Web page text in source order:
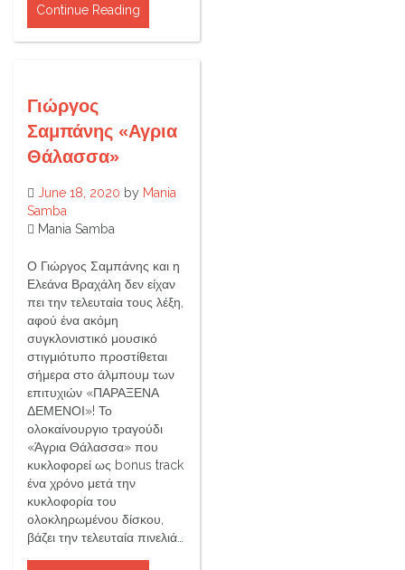
Continue Reading
Γιώργος
Σαμπάνης «Αγρια
Θάλασσα»
June 18, 2020 by Mania
Samba
Mania Samba
Ο Γιώργος Σαμπάνης και η
Ελεάνα Βραχάλη δεν είχαν
πει την τελευταία τους λέξη,
αφού ένα ακόμη
συγκλονιστικό μουσικό
στιγμιότυπο προστίθεται
σήμερα στο άλμπουμ των
επιτυχιών «ΠΑΡΑΞΕΝΑ
ΔΕΜΕΝΟΙ»! Το
ολοκαίνουργιο τραγούδι
«Άγρια Θάλασσα» που
κυκλοφορεί ως bonus track
ένα χρόνο μετά την
κυκλοφορία του
ολοκληρωμένου δίσκου,
βάζει την τελευταία πινελιά…